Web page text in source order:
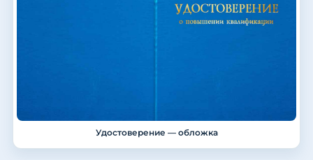
Удостоверение — обложка